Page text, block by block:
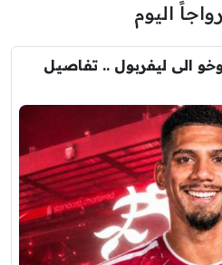
اليوم
الى ليفربول .. تفاصيل